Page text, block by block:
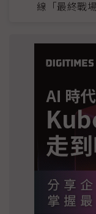
線「最終戰場